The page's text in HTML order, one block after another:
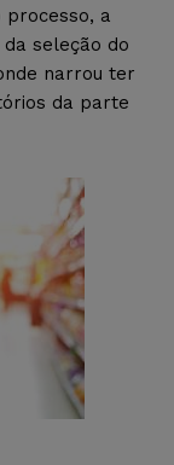
processo, a
seleção do
narrou ter
da parte